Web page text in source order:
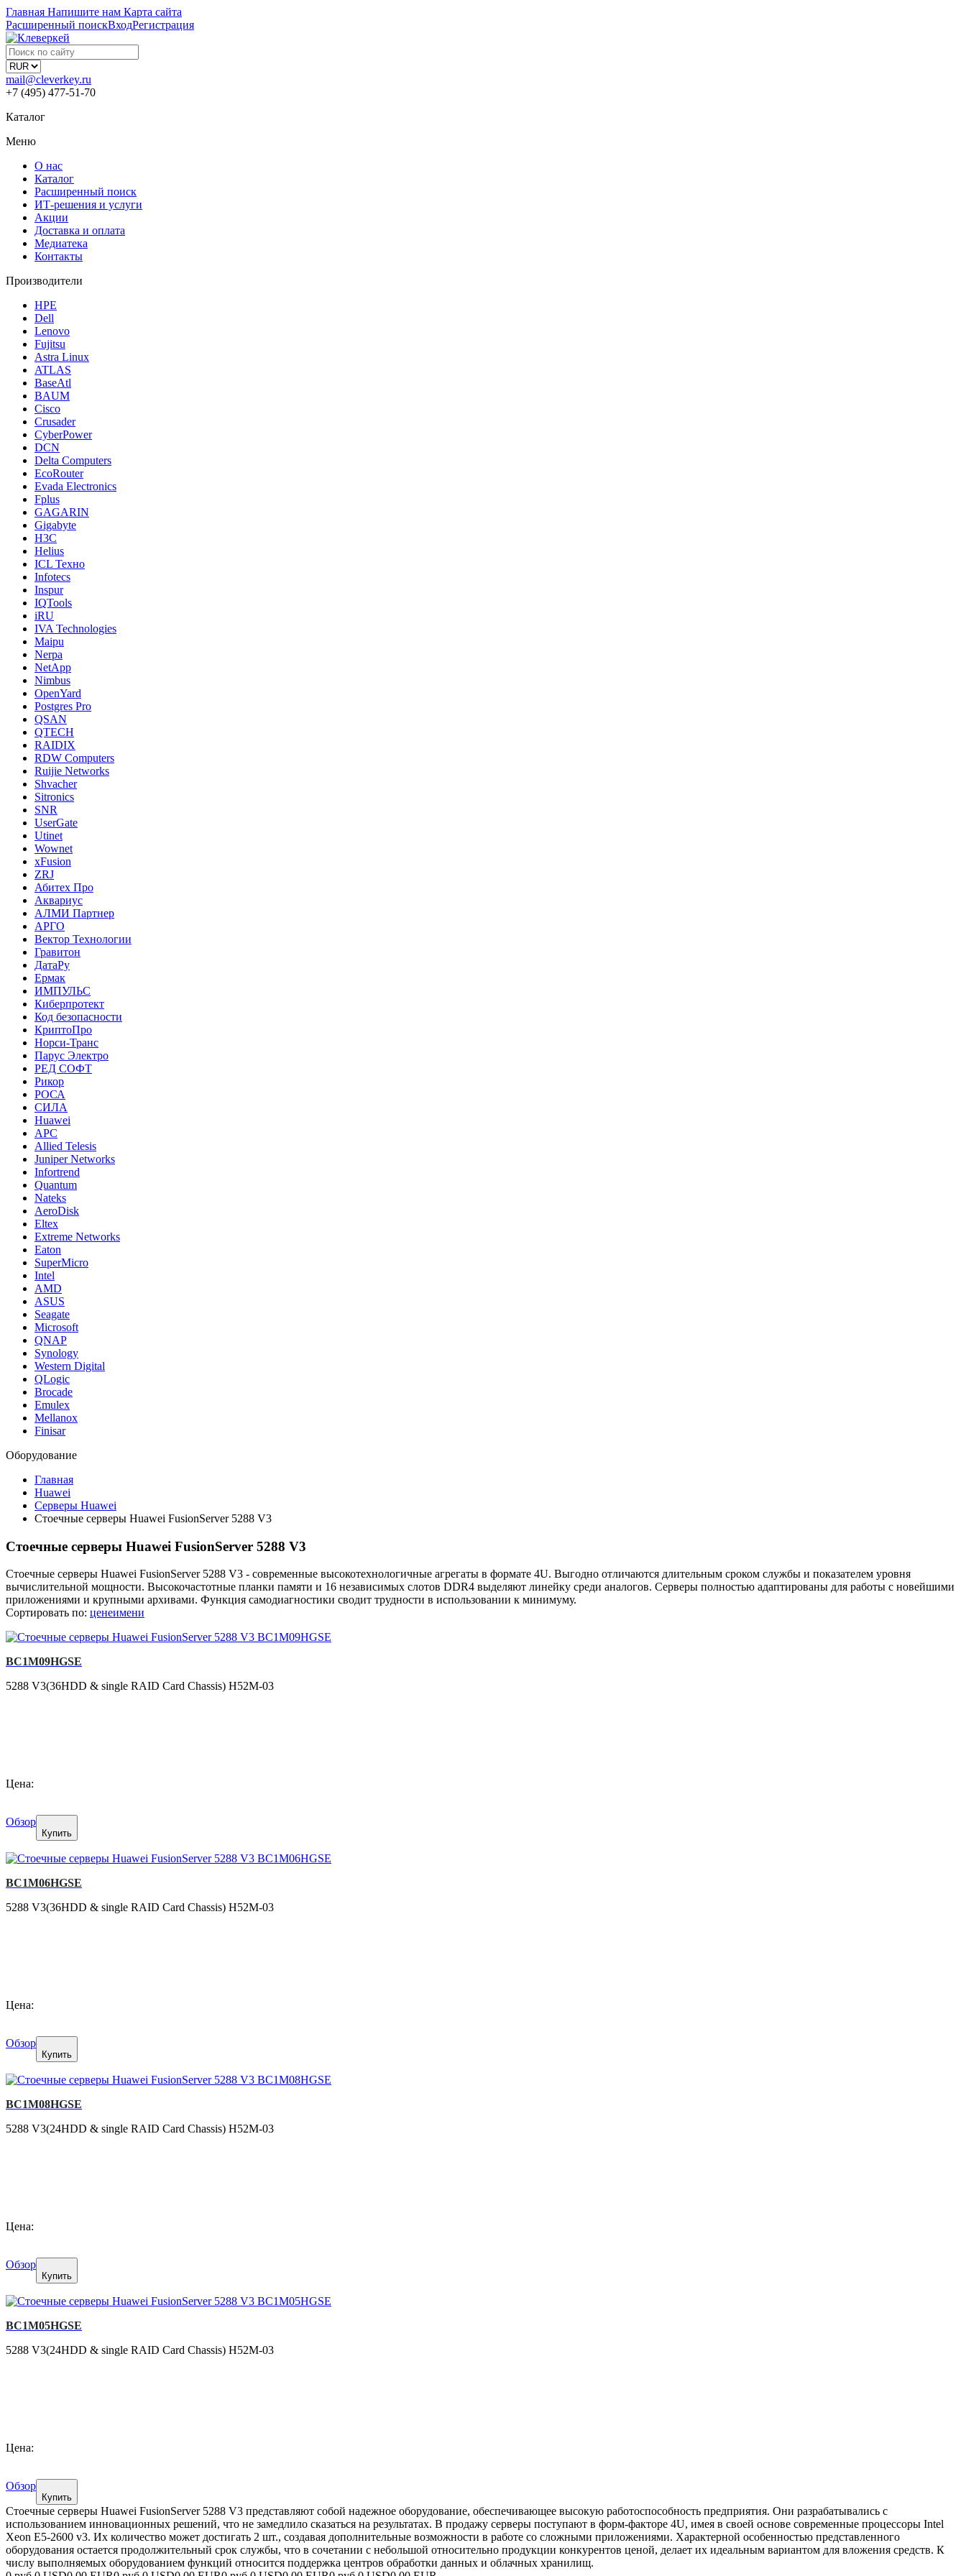
Главная Напишите нам Карта сайта
Расширенный поискВходРегистрация
mail@cleverkey.ru
+7 (495) 477-51-70
Каталог
Меню
О нас
Каталог
Расширенный поиск
ИТ-решения и услуги
Акции
Доставка и оплата
Медиатека
Контакты
Производители
HPE
Dell
Lenovo
Fujitsu
Astra Linux
ATLAS
BaseAtl
BAUM
Cisco
Crusader
CyberPower
DCN
Delta Computers
EcoRouter
Evada Electronics
Fplus
GAGARIN
Gigabyte
H3C
Helius
ICL Техно
Infotecs
Inspur
IQTools
iRU
IVA Technologies
Maipu
Nerpa
NetApp
Nimbus
OpenYard
Postgres Pro
QSAN
QTECH
RAIDIX
RDW Computers
Ruijie Networks
Shvacher
Sitronics
SNR
UserGate
Utinet
Wownet
xFusion
ZRJ
Абитех Про
Аквариус
АЛМИ Партнер
АРГО
Вектор Технологии
Гравитон
ДатаРу
Ермак
ИМПУЛЬС
Киберпротект
Код безопасности
КриптоПро
Норси-Транс
Парус Электро
РЕД СОФТ
Рикор
РОСА
СИЛА
Huawei
APC
Allied Telesis
Juniper Networks
Infortrend
Quantum
Nateks
AeroDisk
Eltex
Extreme Networks
Eaton
SuperMicro
Intel
AMD
ASUS
Seagate
Microsoft
QNAP
Synology
Western Digital
QLogic
Brocade
Emulex
Mellanox
Finisar
Оборудование
Главная
Huawei
Серверы Huawei
Стоечные серверы Huawei FusionServer 5288 V3
Стоечные серверы Huawei FusionServer 5288 V3
Стоечные серверы Huawei FusionServer 5288 V3 - современные высокотехнологичные агрегаты в формате 4U. Выгодно отличаются длительным сроком службы и показателем уровня
вычислительной мощности. Высокочастотные планки памяти и 16 независимых слотов DDR4 выделяют линейку среди аналогов. Серверы полностью адаптированы для работы с новейшими
приложениями и крупными архивами. Функция самодиагностики сводит трудности в использовании к минимуму.
Сортировать по: ценеимени
BC1M09HGSE
5288 V3(36HDD & single RAID Card Chassis) H52M-03
Цена:
Обзор
Купить
BC1M06HGSE
5288 V3(36HDD & single RAID Card Chassis) H52M-03
Цена:
Обзор
Купить
BC1M08HGSE
5288 V3(24HDD & single RAID Card Chassis) H52M-03
Цена:
Обзор
Купить
BC1M05HGSE
5288 V3(24HDD & single RAID Card Chassis) H52M-03
Цена:
Обзор
Купить
Стоечные серверы Huawei FusionServer 5288 V3 представляют собой надежное оборудование, обеспечивающее высокую работоспособность предприятия. Они разрабатывались с
использованием инновационных решений, что не замедлило сказаться на результатах. В продажу серверы поступают в форм-факторе 4U, имея в своей основе современные процессоры Intel
Xeon E5-2600 v3. Их количество может достигать 2 шт., создавая дополнительные возможности в работе со сложными приложениями. Характерной особенностью представленного
оборудования остается продолжительный срок службы, что в сочетании с небольшой относительно продукции конкурентов ценой, делает их идеальным вариантом для вложения средств. К
числу выполняемых оборудованием функций относится поддержка центров обработки данных и облачных хранилищ.